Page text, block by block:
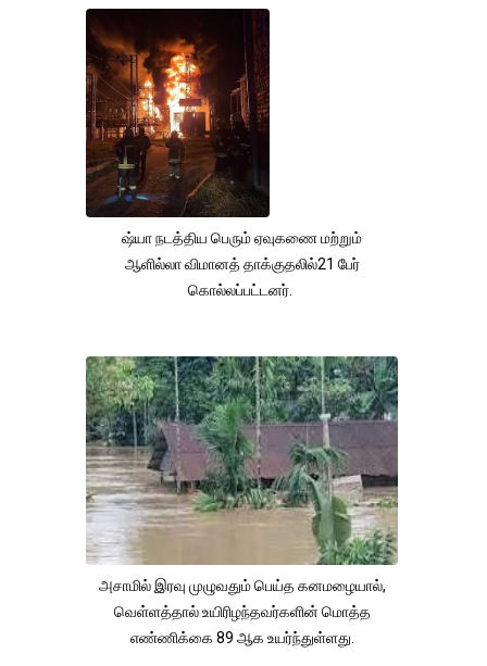
ஷ்யா நடத்திய பெரும் ஏவுகணை மற்றும்
ஆளில்லா விமானத் தாக்குதலில்21 பேர்
கொல்லப்பட்டனர்.
அசாமில் இரவு முழுவதும் பெய்த கனமழையால்,
வெள்ளத்தால் உயிரிழந்தவர்களின் மொத்த
எண்ணிக்கை 89 ஆக உயர்ந்துள்ளது.